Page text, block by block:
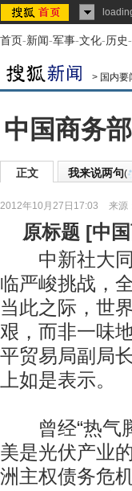
首页-新闻-军事-文化-历史-
> 国内要
中国商务
正文 我来说两句(
2012年10月27日17:03 来源
原标题 [中
中新社大同
临严峻挑战，
当此之际，世
艰，而非一味
平贸易局副局
上如是表示。
曾经“热气腾
美是光伏产业
洲主权债务危